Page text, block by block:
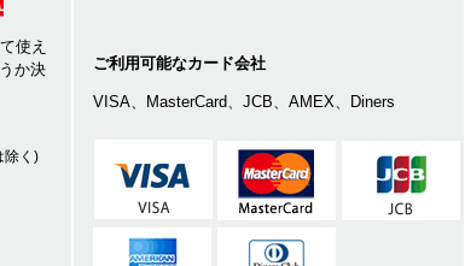
使え
か決
除く)
ご利用可能なカード会社
VISA、MasterCard、JCB、AMEX、Diners